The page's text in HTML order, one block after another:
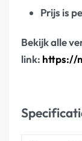
Prijs is
Bekijk alle
link: https://